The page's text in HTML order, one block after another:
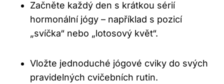
Začněte každý den s krátkou sérií
hormonální jógy – například s pozicí
„svíčka“ nebo „lotosový květ“.
Vložte jednoduché jógové cviky do svých
pravidelných cvičebních rutin.